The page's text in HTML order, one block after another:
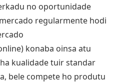
no oportunidade
regularmente hodi
konaba oinsa atu
kualidade tuir standar
bele compete ho produtu